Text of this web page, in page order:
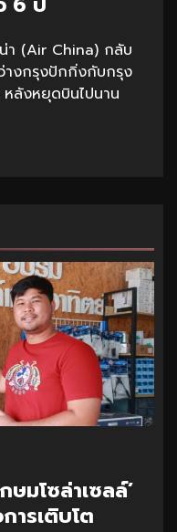
น่า (Air China) กลับ
ว่างกรุงปักกิ่งกับกรุง
ลังหยุดบินไปนาน
ษมโซล่าเซลล์’
รเติบโต